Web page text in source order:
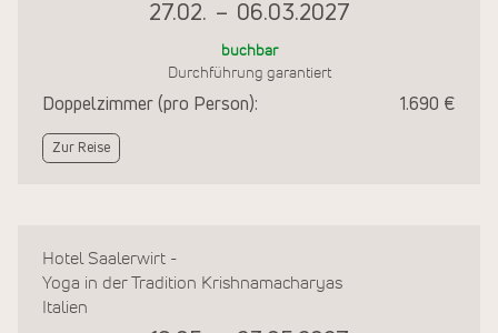
27.02. – 06.03.2027
buchbar
Durchführung garantiert
Doppelzimmer (pro Person): 1.690 €
Zur Reise
Hotel Saalerwirt -
Yoga in der Tradition Krishnamacharyas
Italien